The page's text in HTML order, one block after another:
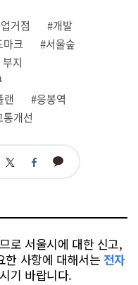
거점
#개발
마크
#서울숲
지
랜
#응봉역
통개선
트 페 카
로 서울시에 대한 신고,
한 사항에 대해서는 전자
기 바랍니다.